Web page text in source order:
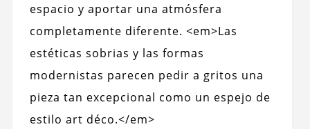
espacio y aportar una atmósfera
completamente diferente. <em>Las
estéticas sobrias y las formas
modernistas parecen pedir a gritos una
pieza tan excepcional como un espejo de
estilo art déco.</em>